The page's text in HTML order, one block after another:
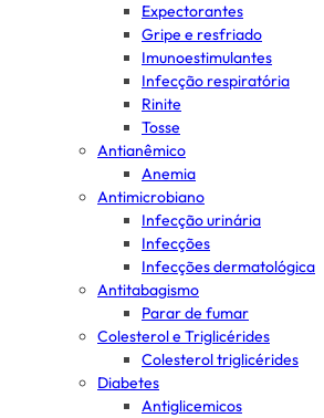
Expectorantes
Gripe e resfriado
Imunoestimulantes
Infecção respiratória
Rinite
Tosse
Antianêmico
Anemia
Antimicrobiano
Infecção urinária
Infecções
Infecções dermatológica
Antitabagismo
Parar de fumar
Colesterol e Triglicérides
Colesterol triglicérides
Diabetes
Antiglicemicos